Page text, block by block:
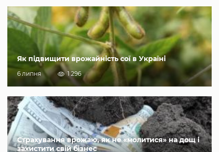
Як підвищити врожайність сої в Україні
6 липня 1 296
Страхування врожаю, як не «молитися» на дощ і
захистити свій бізнес